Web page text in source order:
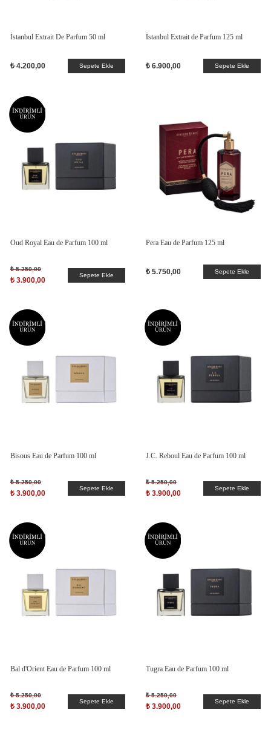
İstanbul Extrait De Parfum 50 ml
₺ 4.200,00 Sepete Ekle
İstanbul Extrait de Parfum 125 ml
₺ 6.900,00 Sepete Ekle
Oud Royal Eau de Parfum 100 ml
₺ 5.250,00
₺ 3.900,00
Sepete Ekle
Pera Eau de Parfum 125 ml
₺ 5.750,00 Sepete Ekle
Bisous Eau de Parfum 100 ml
₺ 5.250,00
₺ 3.900,00
Sepete Ekle
J.C. Reboul Eau de Parfum 100 ml
₺ 5.250,00
₺ 3.900,00
Sepete Ekle
Bal d'Orient Eau de Parfum 100 ml
₺ 5.250,00
₺ 3.900,00
Sepete Ekle
Tugra Eau de Parfum 100 ml
₺ 5.250,00
₺ 3.900,00
Sepete Ekle